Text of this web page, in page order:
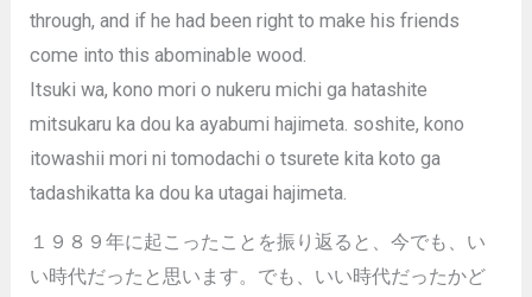
through, and if he had been right to make his friends
come into this abominable wood.
Itsuki wa, kono mori o nukeru michi ga hatashite
mitsukaru ka dou ka ayabumi hajimeta. soshite, kono
itowashii mori ni tomodachi o tsurete kita koto ga
tadashikatta ka dou ka utagai hajimeta.
１９８９年に起こったことを振り返ると、今でも、い
い時代だったと思います。でも、いい時代だったかど